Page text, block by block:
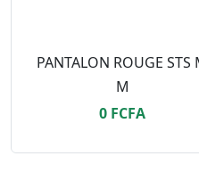
PANTALON ROUGE STS
M
0 FCFA